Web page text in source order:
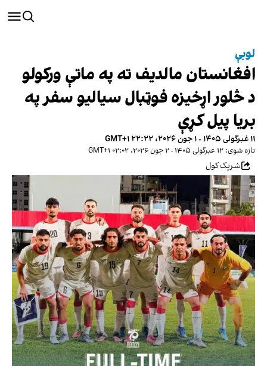
لوبې
افغانستان مالدیف ته په ماتې ورکولو
د څلور اړخیزه فوټبال سیالیو سفر په
بریا پیل کړې
۱۱ غبرگولی ۱۴۰۵ - ۱ جون ۲۰۲۶، ۲۲:۲۲ GMT+۱
تازه شوی: ۱۲ غبرگولی ۱۴۰۵ - ۲ جون ۲۰۲۶، ۰۲:۰۲ GMT+۱
شریک کول